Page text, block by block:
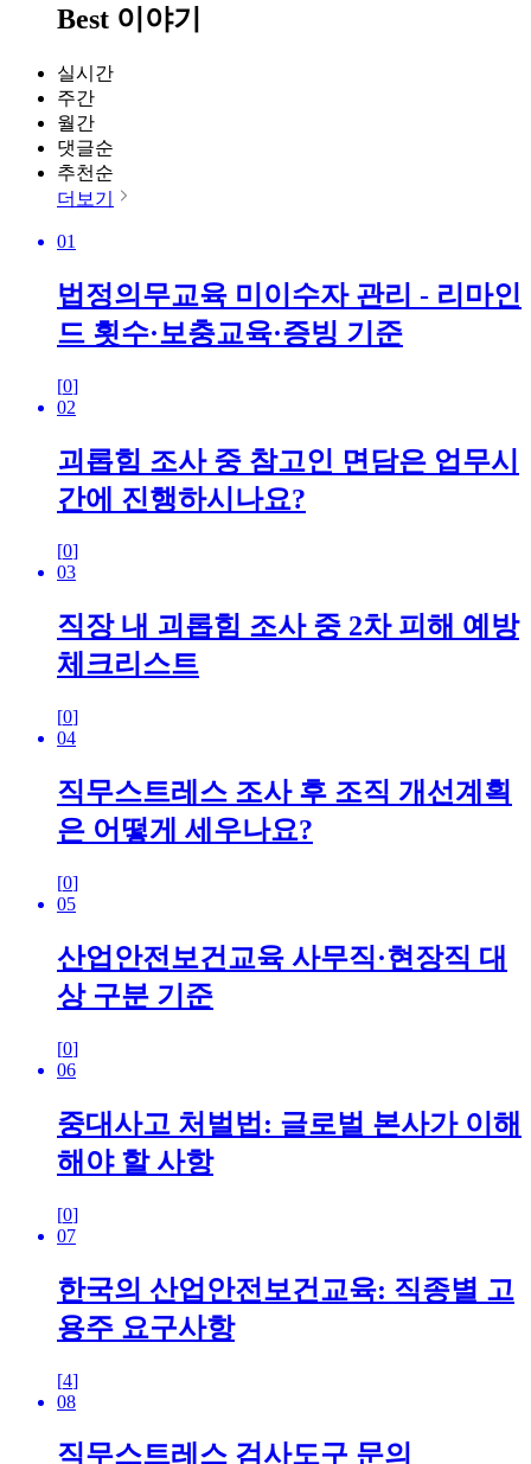
Best 이야기
실시간
주간
월간
댓글순
추천순
더보기
01
법정의무교육 미이수자 관리 - 리마인
드 횟수·보충교육·증빙 기준
[0]
02
괴롭힘 조사 중 참고인 면담은 업무시
간에 진행하시나요?
[0]
03
직장 내 괴롭힘 조사 중 2차 피해 예방
체크리스트
[0]
04
직무스트레스 조사 후 조직 개선계획
은 어떻게 세우나요?
[0]
05
산업안전보건교육 사무직·현장직 대
상 구분 기준
[0]
06
중대사고 처벌법: 글로벌 본사가 이해
해야 할 사항
[0]
07
한국의 산업안전보건교육: 직종별 고
용주 요구사항
[4]
08
직무스트레스 검사도구 문의